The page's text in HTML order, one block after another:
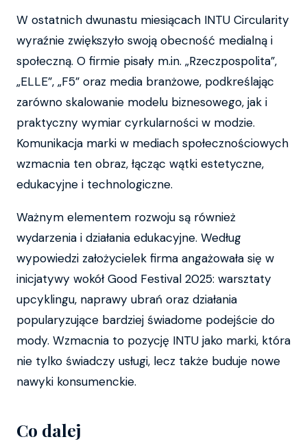
W ostatnich dwunastu miesiącach INTU Circularity
wyraźnie zwiększyło swoją obecność medialną i
społeczną. O firmie pisały m.in. „Rzeczpospolita”,
„ELLE”, „F5” oraz media branżowe, podkreślając
zarówno skalowanie modelu biznesowego, jak i
praktyczny wymiar cyrkularności w modzie.
Komunikacja marki w mediach społecznościowych
wzmacnia ten obraz, łącząc wątki estetyczne,
edukacyjne i technologiczne.
Ważnym elementem rozwoju są również
wydarzenia i działania edukacyjne. Według
wypowiedzi założycielek firma angażowała się w
inicjatywy wokół Good Festival 2025: warsztaty
upcyklingu, naprawy ubrań oraz działania
popularyzujące bardziej świadome podejście do
mody. Wzmacnia to pozycję INTU jako marki, która
nie tylko świadczy usługi, lecz także buduje nowe
nawyki konsumenckie.
Co dalej